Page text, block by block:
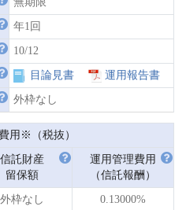
年1回
10/12
目論見書 運用報告書
外枠なし
用※（税抜）
信託財産
留保額
運用管理費用
（信託報酬）
外枠なし 0.13000%